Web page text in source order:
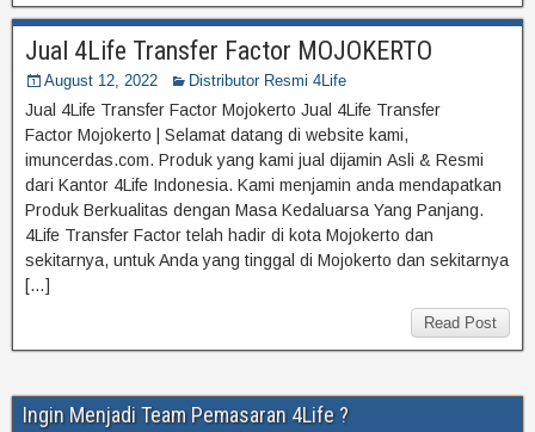
Jual 4Life Transfer Factor MOJOKERTO
August 12, 2022 Distributor Resmi 4Life
Jual 4Life Transfer Factor Mojokerto Jual 4Life Transfer
Factor Mojokerto | Selamat datang di website kami,
imuncerdas.com. Produk yang kami jual dijamin Asli & Resmi
dari Kantor 4Life Indonesia. Kami menjamin anda mendapatkan
Produk Berkualitas dengan Masa Kedaluarsa Yang Panjang.
4Life Transfer Factor telah hadir di kota Mojokerto dan
sekitarnya, untuk Anda yang tinggal di Mojokerto dan sekitarnya
[…]
Read Post
Ingin Menjadi Team Pemasaran 4Life ?